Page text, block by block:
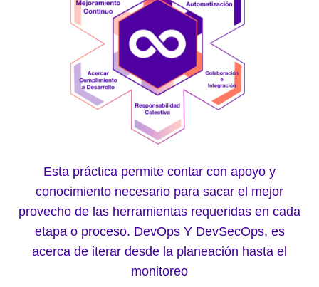
Esta práctica permite contar con apoyo y
conocimiento necesario para sacar el mejor
provecho de las herramientas requeridas en cada
etapa o proceso. DevOps Y DevSecOps, es
acerca de iterar desde la planeación hasta el
monitoreo